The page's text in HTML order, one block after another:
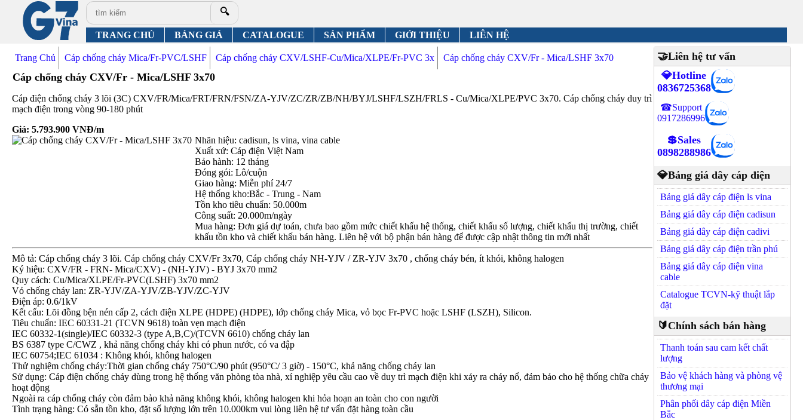
🔍
TRANG CHỦ BẢNG GIÁ CATALOGUE SẢN PHẨM GIỚI THIỆU LIÊN HỆ
Trang Chủ Cáp chống cháy Mica/Fr-PVC/LSHF Cáp chống cháy CXV/LSHF-Cu/Mica/XLPE/Fr-PVC 3x Cáp chống cháy CXV/Fr - Mica/LSHF 3x70
Cáp chống cháy CXV/Fr - Mica/LSHF 3x70
Cáp điện chống cháy 3 lõi (3C) CXV/FR/Mica/FRT/FRN/FSN/ZA-YJV/ZC/ZR/ZB/NH/BYJ/LSHF/LSZH/FRLS - Cu/Mica/XLPE/PVC 3x70. Cáp chống cháy duy trì
mạch điện trong vòng 90-180 phút
Giá:5.793.900 VNĐ/m
Nhãn hiệu: cadisun, ls vina, vina cable
Xuất xứ: Cáp điện Việt Nam
Bảo hành: 12 tháng
Đóng gói: Lô/cuộn
Giao hàng: Miễn phí 24/7
Hệ thống kho:Bắc - Trung - Nam
Tồn kho tiêu chuẩn: 50.000m
Công suất: 20.000m/ngày
Mua hàng: Đơn giá dự toán, chưa bao gồm mức chiết khấu hệ thống, chiết khấu số lượng, chiết khấu thị trường, chiết
khấu tồn kho và chiết khấu bán hàng. Liên hệ với bộ phận bán hàng để được cập nhật thông tin mới nhất
Mô tả: Cáp chống cháy 3 lõi. Cáp chống cháy CXV/Fr 3x70, Cáp chống cháy NH-YJV / ZR-YJV 3x70 , chống cháy bén, ít khói, không halogen
Ký hiệu: CXV/FR - FRN- Mica/CXV) - (NH-YJV) - BYJ 3x70 mm2
Quy cách: Cu/Mica/XLPE/Fr-PVC(LSHF) 3x70 mm2
Vỏ chống cháy lan: ZR-YJV/ZA-YJV/ZB-YJV/ZC-YJV
Điện áp: 0.6/1kV
Kết cấu: Lõi đồng bện nén cấp 2, cách điện XLPE (HDPE) (HDPE), lớp chống cháy Mica, vỏ bọc Fr-PVC hoặc LSHF (LSZH), Silicon.
Tiêu chuẩn: IEC 60331-21 (TCVN 9618) toàn vẹn mạch điện
IEC 60332-1(single)/IEC 60332-3 (type A,B,C)/(TCVN 6610) chống cháy lan
BS 6387 type C/CWZ , khả năng chống cháy khi có phun nước, có va đập
IEC 60754;IEC 61034 : Không khói, không halogen
Thử nghiệm chống cháy:Thời gian chống cháy 750°C/90 phút (950°C/ 3 giờ) - 150°C, khả năng chống cháy lan
Sử dụng: Cáp điện chống cháy dùng trong hệ thống văn phòng tòa nhà, xí nghiệp yêu cầu cao về duy trì mạch điện khi xảy ra cháy nổ, đảm bảo cho hệ thống chữa cháy
hoạt động
Ngoài ra cáp chống cháy còn đảm bảo khả năng không khói, không halogen khi hỏa hoạn an toàn cho con người
Tình trạng hàng: Có sẵn tồn kho, đặt số lượng lớn trên 10.000km vui lòng liên hệ tư vấn đặt hàng toàn cầu
🤝Liên hệ tư vấn
💎Hotline
0836725368
☎Support
0917286996
💲Sales
0898288986
💎Bảng giá dây cáp điện
Bảng giá dây cáp điện ls vina
Bảng giá dây cáp điện cadisun
Bảng giá dây cáp điện cadivi
Bảng giá dây cáp điện trần phú
Bảng giá dây cáp điện vina
cable
Catalogue TCVN-kỹ thuật lắp
đặt
🔰Chính sách bán hàng
Thanh toán sau cam kết chất
lượng
Bảo vệ khách hàng và phòng vệ
thương mại
Phân phối dây cáp điện Miền
Bắc